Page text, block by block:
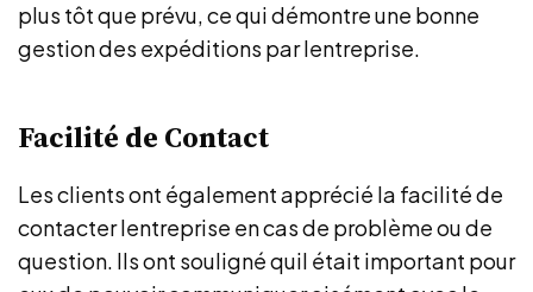
plus tôt que prévu, ce qui démontre une bonne
gestion des expéditions par lentreprise.
Facilité de Contact
Les clients ont également apprécié la facilité de
contacter lentreprise en cas de problème ou de
question. Ils ont souligné quil était important pour